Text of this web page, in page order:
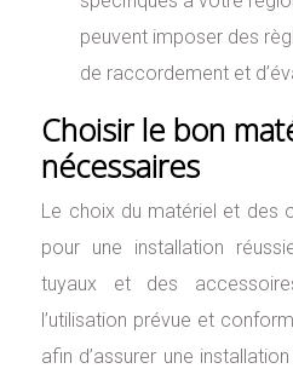
peuvent imposer des
de raccordement et
Choisir le bon
nécessaires
Le choix du matériel et des
pour une installation
tuyaux et des
l’utilisation prévue et
afin d’assurer une